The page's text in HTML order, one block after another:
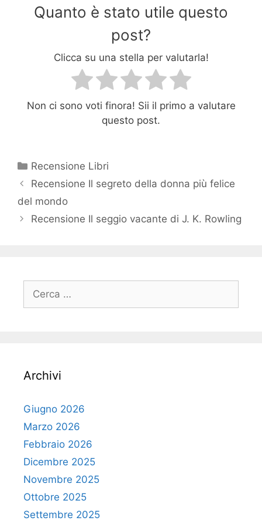
Quanto è stato utile questo
post?
Clicca su una stella per valutarla!
Non ci sono voti finora! Sii il primo a valutare
questo post.
Categorie
Recensione Libri
Recensione Il segreto della donna più felice
del mondo
Recensione Il seggio vacante di J. K. Rowling
per:
Archivi
Giugno 2026
Marzo 2026
Febbraio 2026
Dicembre 2025
Novembre 2025
Ottobre 2025
Settembre 2025